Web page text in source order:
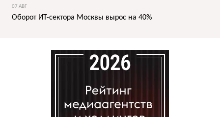
07 АВГ
Оборот ИТ-сектора Москвы вырос на 40%